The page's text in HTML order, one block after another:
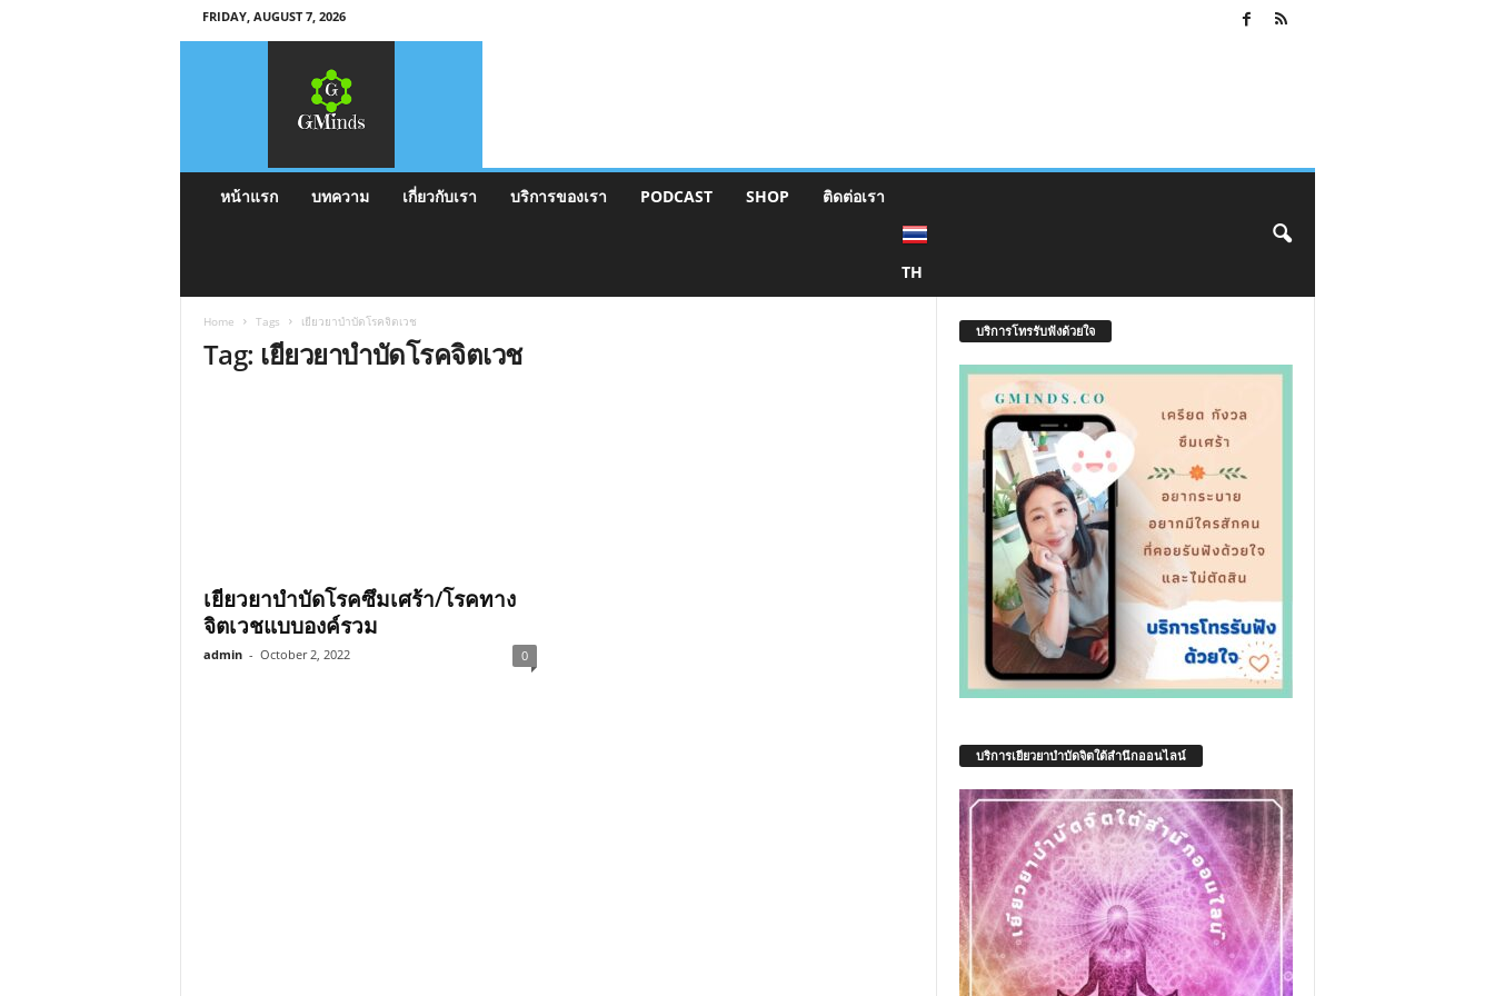
FRIDAY, AUGUST 7, 2026
s
หน้าแรก บทความ เกี่ยวกับเรา บริการของเรา PODCAST SHOP ติดต่อเรา
TH
Home Tags เยียวยาบำบัดโรคจิตเวช
Tag: เยียวยาบำบัดโรคจิตเวช
เยียวยาบำบัดโรคซึมเศร้า/โรคทาง
จิตเวชแบบองค์รวม
admin - October 2, 2022 0
บริการโทรรับฟังด้วยใจ
บริการเยียวยาบำบัดจิตใต้สำนึกออนไลน์